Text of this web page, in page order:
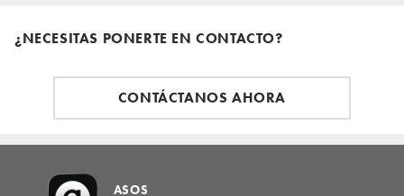
¿NECESITAS PONERTE EN CONTACTO?
CONTÁCTANOS AHORA
ASOS